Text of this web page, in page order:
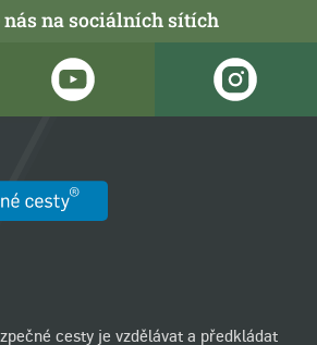
nás na sociálních sítích
cesty je vzdělávat a předkládat